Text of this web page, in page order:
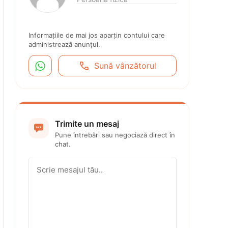
Informațiile de mai jos aparțin contului care
administrează anunțul.
  Sună vânzătorul
 Trimite un mesaj
Pune întrebări sau negociază direct în
chat.